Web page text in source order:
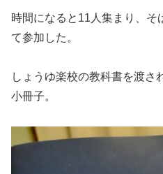
時間になると11人集まり、そ
て参加した。
しょうゆ楽校の教科書を渡
小冊子。